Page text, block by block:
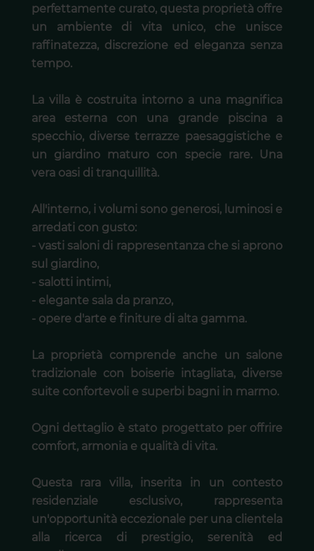
perfettamente curato, questa proprietà offre
un ambiente di vita unico, che unisce
raffinatezza, discrezione ed eleganza senza
tempo.
La villa è costruita intorno a una magnifica
area esterna con una grande piscina a
specchio, diverse terrazze paesaggistiche e
un giardino maturo con specie rare. Una
vera oasi di tranquillità.
All'interno, i volumi sono generosi, luminosi e
arredati con gusto:
- vasti saloni di rappresentanza che si aprono
sul giardino,
- salotti intimi,
- elegante sala da pranzo,
- opere d'arte e finiture di alta gamma.
La proprietà comprende anche un salone
tradizionale con boiserie intagliata, diverse
suite confortevoli e superbi bagni in marmo.
Ogni dettaglio è stato progettato per offrire
comfort, armonia e qualità di vita.
Questa rara villa, inserita in un contesto
residenziale esclusivo, rappresenta
un'opportunità eccezionale per una clientela
alla ricerca di prestigio, serenità ed